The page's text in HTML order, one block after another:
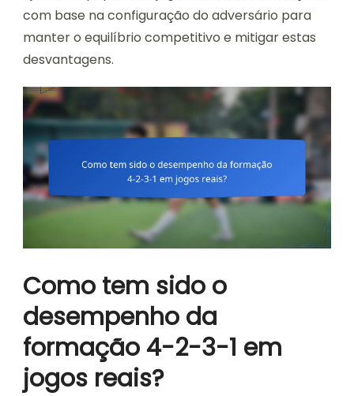
com base na configuração do adversário para
manter o equilíbrio competitivo e mitigar estas
desvantagens.
Como tem sido o
desempenho da
formação 4-2-3-1 em
jogos reais?